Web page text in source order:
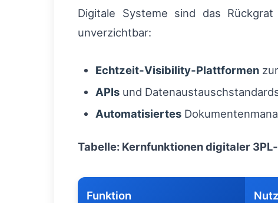
Digitale Systeme sind das
unverzichtbar:
Echtzeit‑Visibility‑Plattformen
APIs und
Automatisiertes
Tabelle: Kernfunktionen digitaler
Funktion